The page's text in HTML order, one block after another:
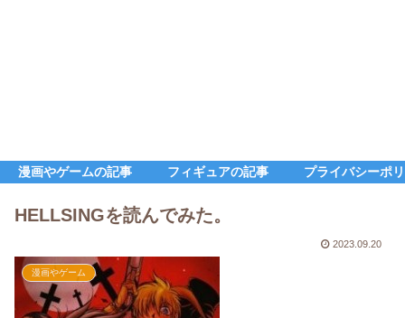
漫画やゲームの記事 フィギュアの記事 プライバシーポ
HELLSINGを読んでみた。
2023.09.20
漫画やゲーム